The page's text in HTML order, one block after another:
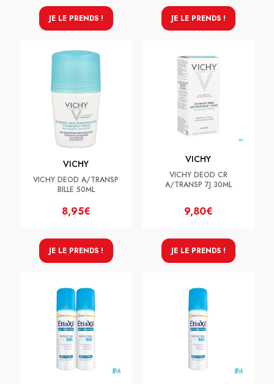
JE LE PRENDS ! JE LE PRENDS !
VICHY
VICHY DEOD A/TRANSP
BILLE 50ML
8,95€
JE LE PRENDS !
VICHY
VICHY DEOD CR
A/TRANSP 7J 30ML
9,80€
JE LE PRENDS !